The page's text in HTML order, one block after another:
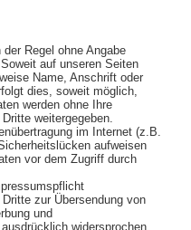
Regel ohne Angabe
auf unseren Seiten
Name, Anschrift oder
dies, soweit möglich,
werden ohne Ihre
weitergegeben.
im Internet (z.B.
aufweisen
vor dem Zugriff durch
zur Übersendung von
und
widersprochen.